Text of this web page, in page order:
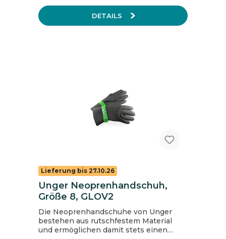
Karton = 10 Beutel
DETAILS
Lieferung bis 27.10.26
Unger Neoprenhandschuh,
Größe 8, GLOV2
Die Neoprenhandschuhe von Unger
bestehen aus rutschfestem Material
und ermöglichen damit stets einen